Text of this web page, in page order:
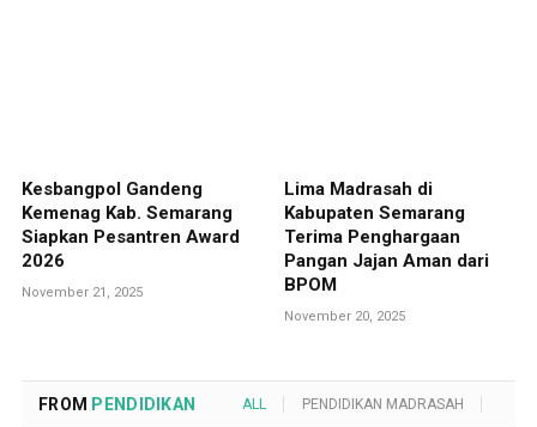
Kesbangpol Gandeng
Kemenag Kab. Semarang
Siapkan Pesantren Award
2026
November 21, 2025
Lima Madrasah di
Kabupaten Semarang
Terima Penghargaan
Pangan Jajan Aman dari
BPOM
November 20, 2025
FROM PENDIDIKAN ALL PENDIDIKAN MADRASAH